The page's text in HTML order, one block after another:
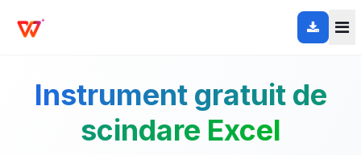
Instrument gratuit de
scindare Excel